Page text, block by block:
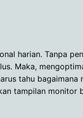
harian. Tanpa
Maka,
tahu bagaimana
tampilan monitor